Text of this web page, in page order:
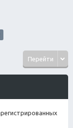
Перейти